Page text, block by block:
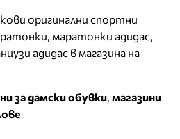
оригинални спортни
маратонки адидас,
адидас в магазина на
за дамски обувки магазини